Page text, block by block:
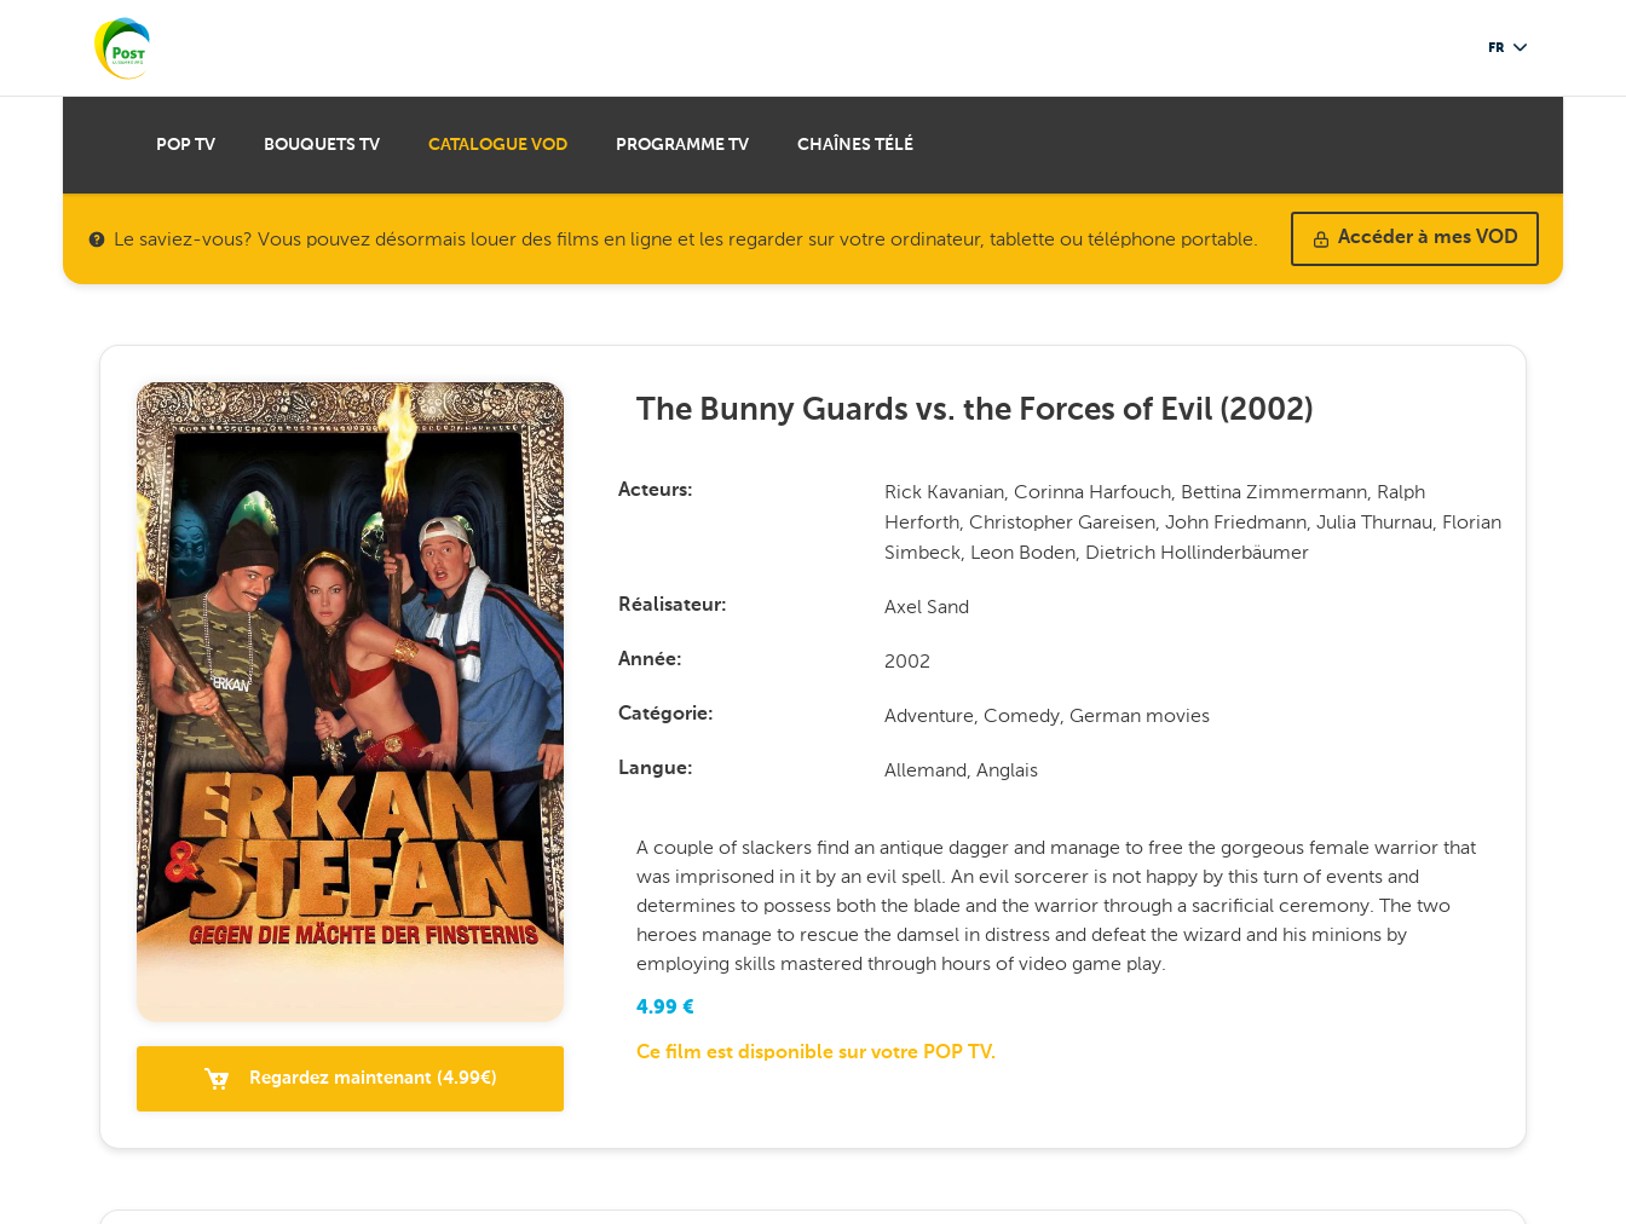
FR
POP TV BOUQUETS TV CATALOGUE VOD PROGRAMME TV CHAÎNES TÉLÉ
Le saviez-vous? Vous pouvez désormais louer des films en ligne et les regarder sur votre ordinateur, tablette ou téléphone portable. Accéder à mes VOD
Regardez maintenant (4.99€)
The Bunny Guards vs. the Forces of Evil (2002)
Acteurs
Rick Kavanian, Corinna Harfouch, Bettina Zimmermann, Ralph
Herforth, Christopher Gareisen, John Friedmann, Julia Thurnau, Florian
Simbeck, Leon Boden, Dietrich Hollinderbäumer
Réalisateur Axel Sand
Année 2002
Catégorie Adventure, Comedy, German movies
Langue Allemand, Anglais
A couple of slackers find an antique dagger and manage to free the gorgeous female warrior that
was imprisoned in it by an evil spell. An evil sorcerer is not happy by this turn of events and
determines to possess both the blade and the warrior through a sacrificial ceremony. The two
heroes manage to rescue the damsel in distress and defeat the wizard and his minions by
employing skills mastered through hours of video game play.
4.99 €
Ce film est disponible sur votre POP TV.